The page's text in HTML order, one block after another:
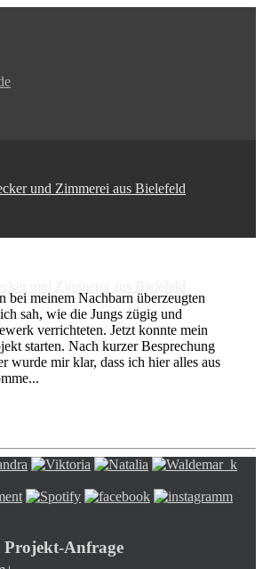
bei meinem Nachbarn überzeugten
sah, wie die Jungs zügig und
verrichteten. Jetzt konnte mein
starten. Nach kurzer Besprechung
wurde mir klar, dass ich hier alles aus
Projekt-Anfrage